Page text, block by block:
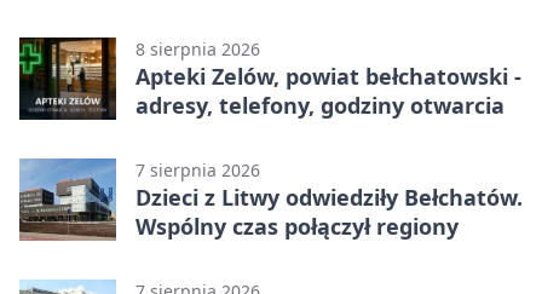
8 sierpnia 2026
Apteki Zelów, powiat bełchatowski -
adresy, telefony, godziny otwarcia
7 sierpnia 2026
Dzieci z Litwy odwiedziły Bełchatów.
Wspólny czas połączył regiony